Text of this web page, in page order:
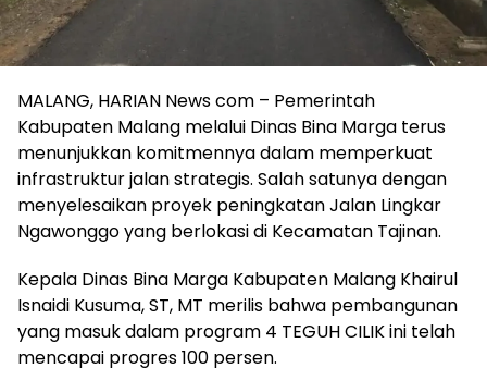
MALANG, HARIAN News com – Pemerintah
Kabupaten Malang melalui Dinas Bina Marga terus
menunjukkan komitmennya dalam memperkuat
infrastruktur jalan strategis. Salah satunya dengan
menyelesaikan proyek peningkatan Jalan Lingkar
Ngawonggo yang berlokasi di Kecamatan Tajinan.
Kepala Dinas Bina Marga Kabupaten Malang Khairul
Isnaidi Kusuma, ST, MT merilis bahwa pembangunan
yang masuk dalam program 4 TEGUH CILIK ini telah
mencapai progres 100 persen.